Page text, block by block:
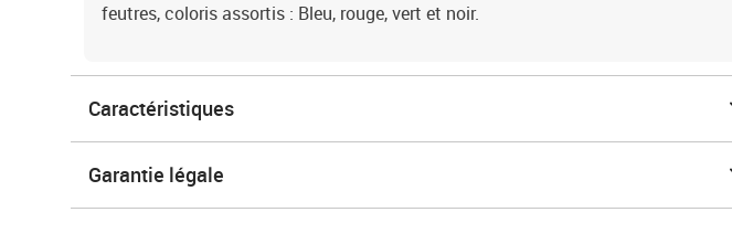
feutres, coloris assortis : Bleu, rouge, vert et noir.
Caractéristiques
Garantie légale